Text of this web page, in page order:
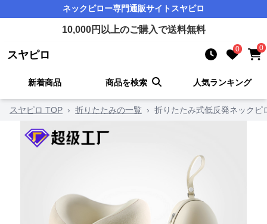
ネックピロー専門通販サイト スヤピロ
10,000円以上のご購入で送料無料
スヤピロ 0 0
新着商品 商品を検索 人気ランキング
スヤピロ TOP › 折りたたみの一覧 › 折りたたみ式低反発ネックピ